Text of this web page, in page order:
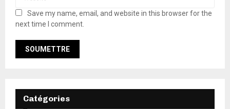
Save my name, email, and website in this browser for the
next time I comment.
Catégories